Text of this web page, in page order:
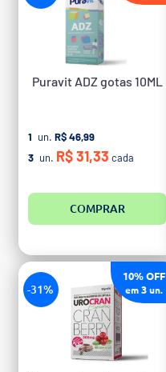
Puravit ADZ gotas 10ML
1 un. R$ 46,99
3 un. R$ 31,33 cada
COMPRAR
10% OFF
em3un.
-31%